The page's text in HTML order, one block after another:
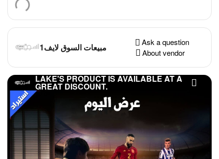
مبيعات السوق لايف1
Ask a question
About vendor
LAKE'S PRODUCT IS AVAILABLE AT A
GREAT DISCOUNT.